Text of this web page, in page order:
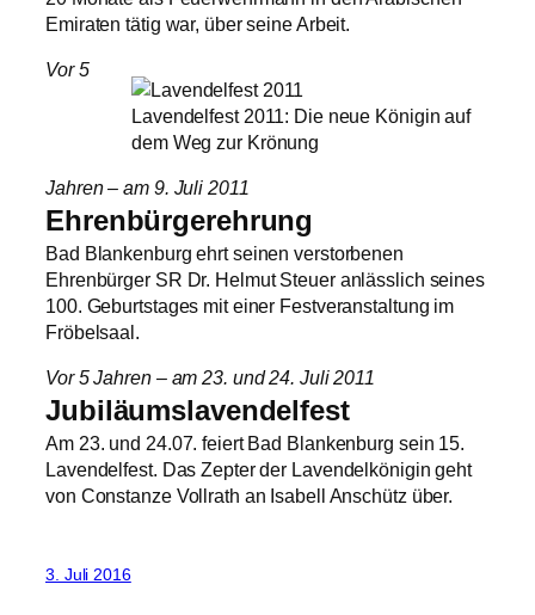
Emiraten tätig war, über seine Arbeit.
Lavendelfest 2011: Die neue Königin auf
dem Weg zur Krönung
Vor 5
Jahren – am 9. Juli 2011
Ehrenbürgerehrung
Bad Blankenburg ehrt seinen verstorbenen
Ehrenbürger SR Dr. Helmut Steuer anlässlich seines
100. Geburtstages mit einer Festveranstaltung im
Fröbelsaal.
Vor 5 Jahren – am 23. und 24. Juli 2011
Jubiläumslavendelfest
Am 23. und 24.07. feiert Bad Blankenburg sein 15.
Lavendelfest. Das Zepter der Lavendelkönigin geht
von Constanze Vollrath an Isabell Anschütz über.
3. Juli 2016